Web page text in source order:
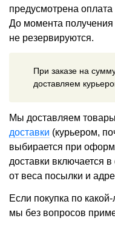
предусмотрена оплата
До момента
не резервируются.
При заказе на
доставляем
Мы доставляем
доставки (курьером,
выбирается при
доставки включается
от веса посылки и
Если покупка по
мы без вопросов